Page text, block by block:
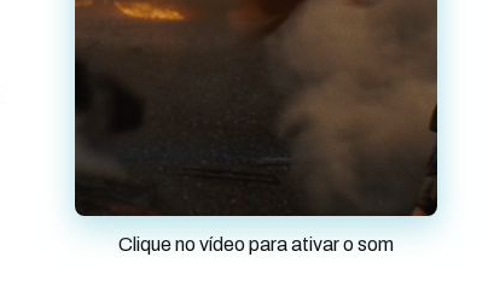
Clique no vídeo para ativar o som